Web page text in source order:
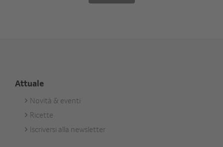
Attuale
Footer
Aktuell
Novità & eventi
Ricette
Iscriversi alla newsletter